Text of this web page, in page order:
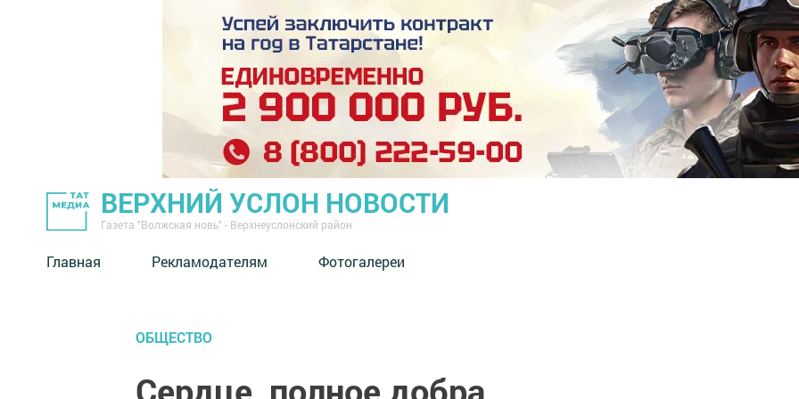
ВЕРХНИЙ УСЛОН НОВОСТИ
Газета "Волжская новь" - Верхнеуслонский район
Главная Рекламодателям Фотогалереи
ОБЩЕСТВО
Сердце, полное добра...